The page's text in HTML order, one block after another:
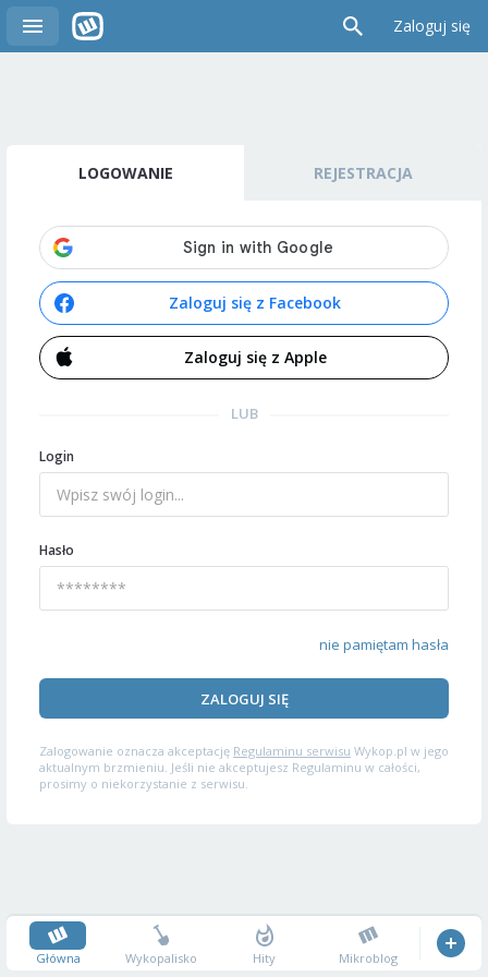
Zaloguj się
LOGOWANIE REJESTRACJA
Zaloguj się z Facebook
Zaloguj się z Apple
LUB
Login
Hasło
nie pamiętam hasła
ZALOGUJ SIĘ
Zalogowanie oznacza akceptację Regulaminu serwisu Wykop.pl w jego
aktualnym brzmieniu. Jeśli nie akceptujesz Regulaminu w całości,
prosimy o niekorzystanie z serwisu.
Główna Wykopalisko Hity Mikroblog